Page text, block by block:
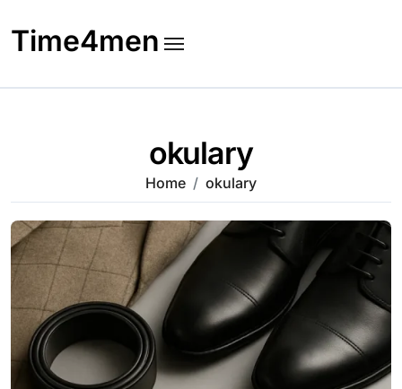
to
content
Time4men
okulary
Home okulary